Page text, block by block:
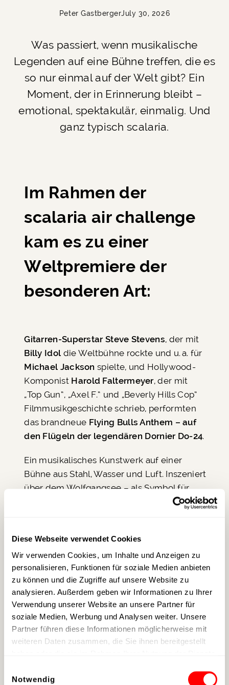
Diese Webseite verwendet Cookies
Wir verwenden Cookies, um Inhalte und Anzeigen zu
personalisieren, Funktionen für soziale Medien anbieten
zu können und die Zugriffe auf unsere Website zu
analysieren. Außerdem geben wir Informationen zu Ihrer
Verwendung unserer Website an unsere Partner für
soziale Medien, Werbung und Analysen weiter. Unsere
Partner führen diese Informationen möglicherweise mit
weiteren Daten zusammen, die Sie ihnen bereitgestellt
Notwendig
Peter GastbergerJuly 30, 2026
Was passiert, wenn musikalische
Legenden auf eine Bühne treffen, die es
so nur einmal auf der Welt gibt? Ein
Moment, der in Erinnerung bleibt –
emotional, spektakulär, einmalig. Und
ganz typisch scalaria.
Im Rahmen der
scalaria air challenge
kam es zu einer
Weltpremiere der
besonderen Art:
Gitarren-Superstar Steve Stevens, der mit
Billy Idol die Weltbühne rockte und u. a. für
Michael Jacksonspielte, und Hollywood-
Komponist Harold Faltermeyer, der mit
„Top Gun“, „Axel F.“ und „Beverly Hills Cop“
Filmmusikgeschichte schrieb, performten
das brandneue Flying Bulls Anthem – auf
den Flügeln der legendären Dornier Do-24.
Ein musikalisches Kunstwerk auf einer
Bühne aus Stahl, Wasser und Luft. Inszeniert
über dem Wolfgangsee – als Symbol für
Kreativität, Mut und die Kraft des Moments.